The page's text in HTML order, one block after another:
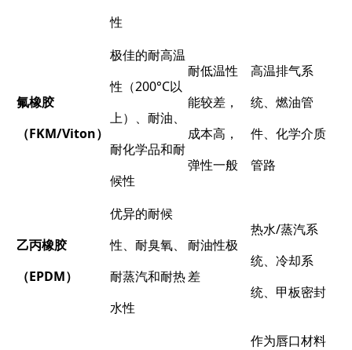
性
氟橡胶
（FKM/Viton）​
极佳的耐高温
性（200°C以
上）、耐油、
耐化学品和耐
候性
耐低温性
能较差，
成本高，
弹性一般
高温排气系
统、燃油管
件、化学介质
管路
乙丙橡胶
（EPDM）​
优异的耐候
性、耐臭氧、
耐蒸汽和耐热
水性
耐油性极
差
热水/蒸汽系
统、冷却系
统、甲板密封
作为唇口材料